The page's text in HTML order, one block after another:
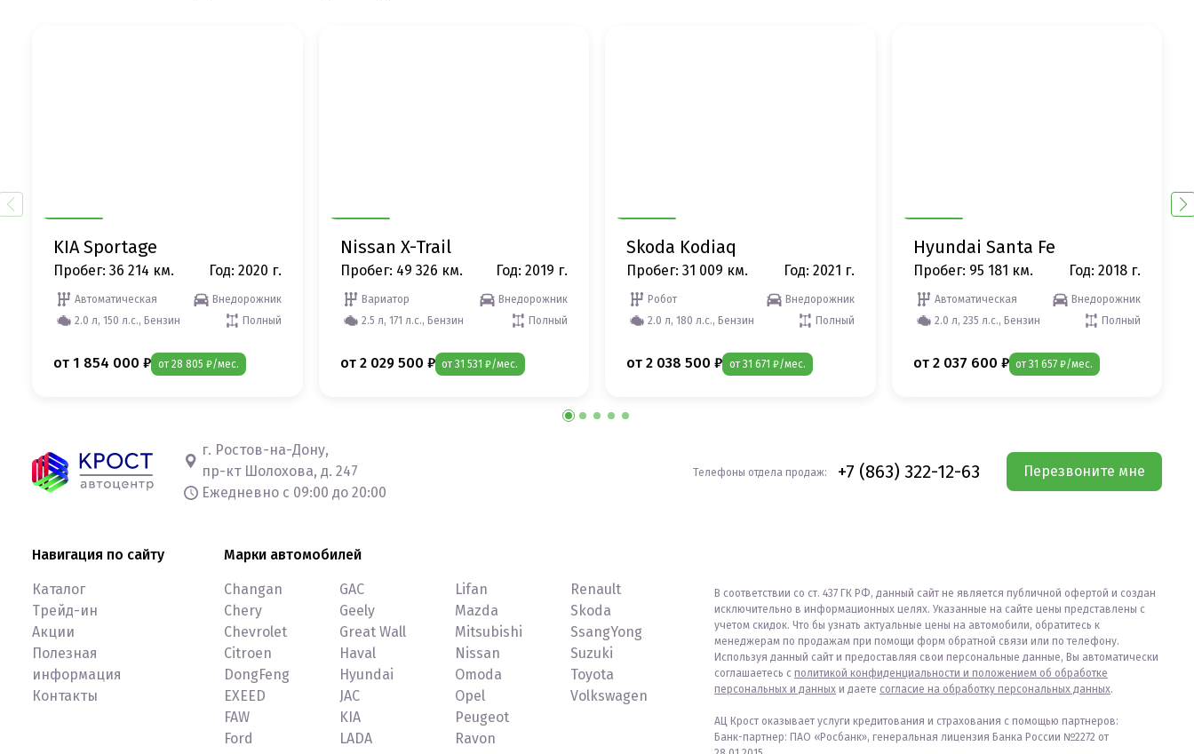
KIA Sportage
Пробег: 36 214 км. Год: 2020 г.
Автоматическая
Внедорожник
2.0 л, 150 л.с., Бензин
Полный
от 1 854 000 ₽ от 28 805 ₽/мес.
Nissan X-Trail
Пробег: 49 326 км. Год: 2019 г.
Вариатор
Внедорожник
2.5 л, 171 л.с., Бензин
Полный
от 2 029 500 ₽ от 31 531 ₽/мес.
Skoda Kodiaq
Пробег: 31 009 км. Год: 2021 г.
Робот
Внедорожник
2.0 л, 180 л.с., Бензин
Полный
от 2 038 500 ₽ от 31 671 ₽/мес.
Hyundai Santa Fe
Пробег: 95 181 км. Год: 2018 г.
Автоматическая
Внедорожник
2.0 л, 235 л.с., Бензин
Полный
от 2 037 600 ₽ от 31 657 ₽/мес.
г. Ростов-на-Дону,
пр-кт Шолохова, д. 247
Ежедневно с 09:00 до 20:00
Телефоны отдела продаж: +7 (863) 322-12-63 Перезвоните мне
Навигация по сайту
Каталог
Трейд-ин
Акции
Полезная
информация
Контакты
Марки автомобилей
Changan
Chery
Chevrolet
Citroen
DongFeng
EXEED
FAW
Ford
GAC
Geely
Great Wall
Haval
Hyundai
JAC
KIA
LADA
Lifan
Mazda
Mitsubishi
Nissan
Omoda
Opel
Peugeot
Ravon
Renault
Skoda
SsangYong
Suzuki
Toyota
Volkswagen
В соответствии со ст. 437 ГК РФ, данный сайт не является публичной офертой и создан
исключительно в информационных целях. Указанные на сайте цены представлены с
учетом скидок. Что бы узнать актуальные цены на автомобили, обратитесь к
менеджерам по продажам при помощи форм обратной связи или по телефону.
Используя данный сайт и предоставляя свои персональные данные, Вы автоматически
соглашаетесь с политикой конфиденциальности и положением об обработке
персональных и данных и даете согласие на обработку персональных данных.
АЦ Крост оказывает услуги кредитования и страхования с помощью партнеров:
Банк-партнер: ПАО «Росбанк», генеральная лицензия Банка России №2272 от